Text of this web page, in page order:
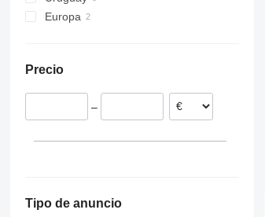
Europa
Precio
–
Tipo de anuncio